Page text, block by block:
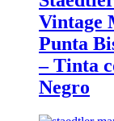
Vintage
Punta
– Tinta
Negro